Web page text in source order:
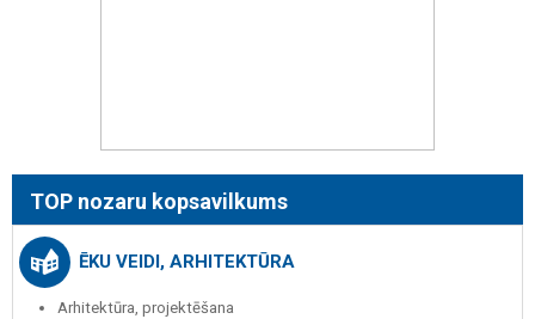
TOP nozaru kopsavilkums
ĒKU VEIDI, ARHITEKTŪRA
Arhitektūra, projektēšana